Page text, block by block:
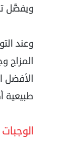
ويفضَّل
وعند
المزاج
الأفضل
طبيعية